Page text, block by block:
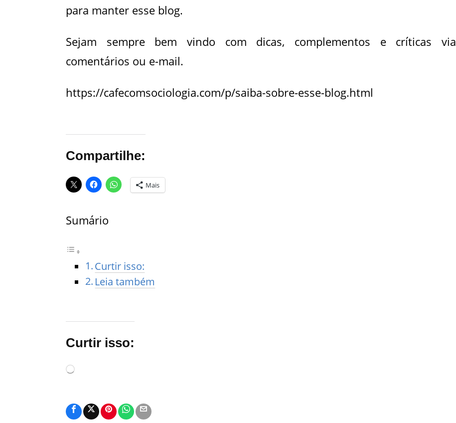
para manter esse blog.
Sejam sempre bem vindo com dicas, complementos e críticas via
comentários ou e-mail.
https://cafecomsociologia.com/p/saiba-sobre-esse-blog.html
Compartilhe:
Mais
Sumário
Curtir isso:
Leia também
Curtir isso: